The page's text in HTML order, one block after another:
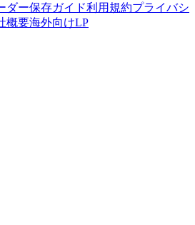
ダー保存ガイド利用規約プライバシ
概要海外向けLP